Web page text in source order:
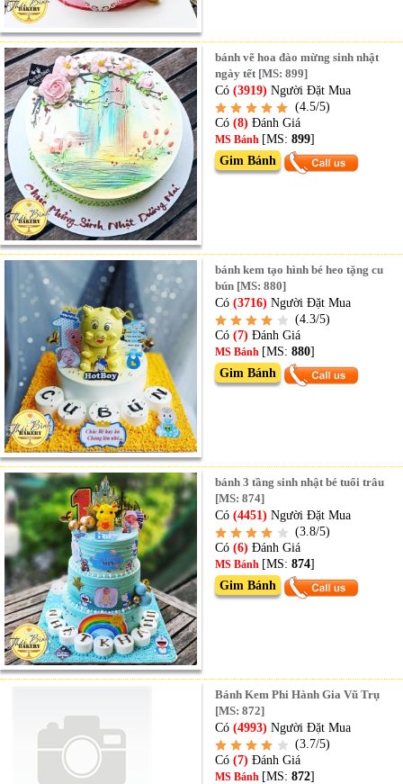
bánh vẽ hoa đào mừng sinh nhật
ngày tết [MS: 899]
Có(3919) Người Đặt Mua
(4.5/5)
Có (8)Đánh Giá
MS Bánh [MS:899]
Gim Bánh
bánh kem tạo hình bé heo tặng cu
bún [MS: 880]
Có(3716) Người Đặt Mua
(4.3/5)
Có (7)Đánh Giá
MS Bánh [MS:880]
Gim Bánh
bánh 3 tầng sinh nhật bé tuổi trâu
[MS: 874]
Có(4451) Người Đặt Mua
(3.8/5)
Có (6)Đánh Giá
MS Bánh [MS:874]
Gim Bánh
Bánh Kem Phi Hành Gia Vũ Trụ
[MS: 872]
Có(4993) Người Đặt Mua
(3.7/5)
Có (7)Đánh Giá
MS Bánh [MS:872]